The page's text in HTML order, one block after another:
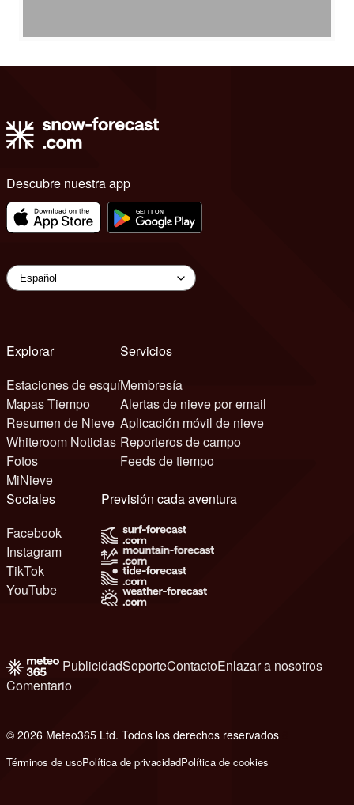
Descubre nuestra app
Explorar
Estaciones de esquí
Mapas Tiempo
Resumen de Nieve
Whiteroom Noticias
Fotos
MiNieve
Servicios
Membresía
Alertas de nieve por email
Aplicación móvil de nieve
Reporteros de campo
Feeds de tiempo
Sociales
Facebook
Instagram
TikTok
YouTube
Previsión cada aventura
PublicidadSoporteContactoEnlazar a nosotros
Comentario
© 2026 Meteo365 Ltd. Todos los derechos reservados
Términos de usoPolítica de privacidadPolítica de cookies